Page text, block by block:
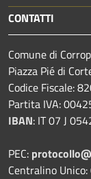
CONTATTI
Comune di
Piazza Pié di
Codice Fiscale:
Partita IVA:
IBAN: IT 07 J
PEC:
Centralino